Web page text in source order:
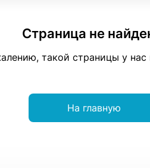
Страница не
такой страницы у нас
На главную